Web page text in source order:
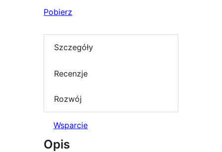
Pobierz
Szczegóły
Recenzje
Rozwój
Wsparcie
Opis